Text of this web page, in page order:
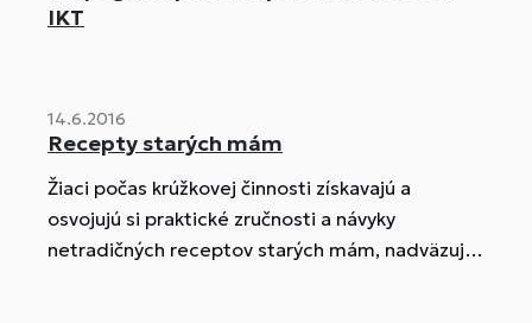
IKT
14.6.2016
Recepty starých mám
Žiaci počas krúžkovej činnosti získavajú a
osvojujú si praktické zručnosti a návyky
netradičných receptov starých mám, nadväzujú